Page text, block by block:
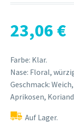
23,06 €
Farbe: Klar.
Nase: Floral,
Geschmack:
Aprikosen,
Auf Lager.